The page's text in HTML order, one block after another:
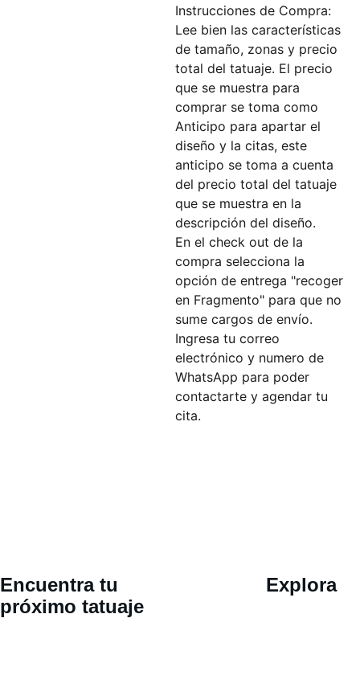
Instrucciones de Compra:
Lee bien las características
de tamaño, zonas y precio
total del tatuaje. El precio
que se muestra para
comprar se toma como
Anticipo para apartar el
diseño y la citas, este
anticipo se toma a cuenta
del precio total del tatuaje
que se muestra en la
descripción del diseño.
En el check out de la
compra selecciona la
opción de entrega "recoger
en Fragmento" para que no
sume cargos de envío.
Ingresa tu correo
electrónico y numero de
WhatsApp para poder
contactarte y agendar tu
cita.
Explora
Encuentra tu
próximo tatuaje